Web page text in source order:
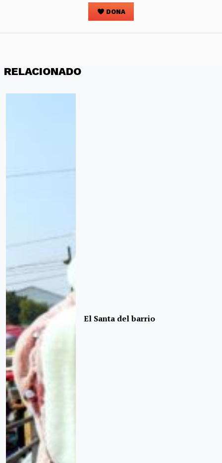
DONA
RELACIONADO
El Santa del barrio